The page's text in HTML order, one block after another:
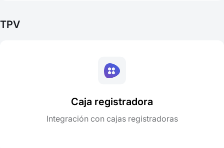
TPV
Caja registradora
Integración con cajas registradoras